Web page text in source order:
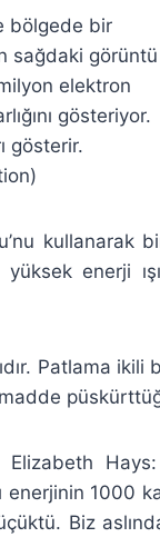
bölgede bir
sağdaki görüntü
elektron
gösteriyor.
gösterir.
kullanarak
enerji
Patlama
Elizabeth
enerjinin 1000
Biz